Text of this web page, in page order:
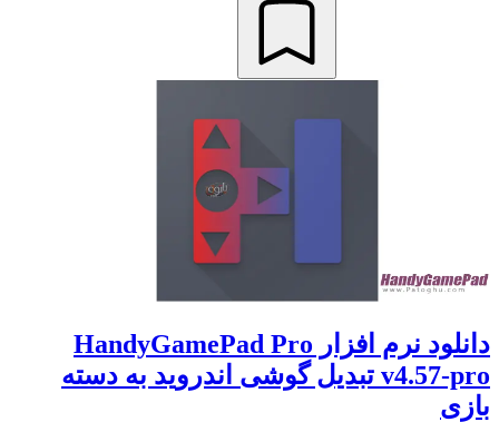
دانلود نرم افزار HandyGamePad Pro
v4.57-pro تبدیل گوشی اندروید به دسته
بازی